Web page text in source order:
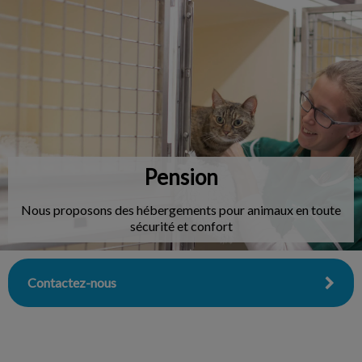
IvcPractices.HeaderNav.Search.Label
Pension
Nous proposons des hébergements pour animaux en toute
sécurité et confort
Contactez-nous